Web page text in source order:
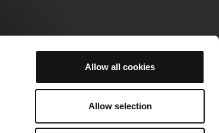
Allow all cookies
Allow selection